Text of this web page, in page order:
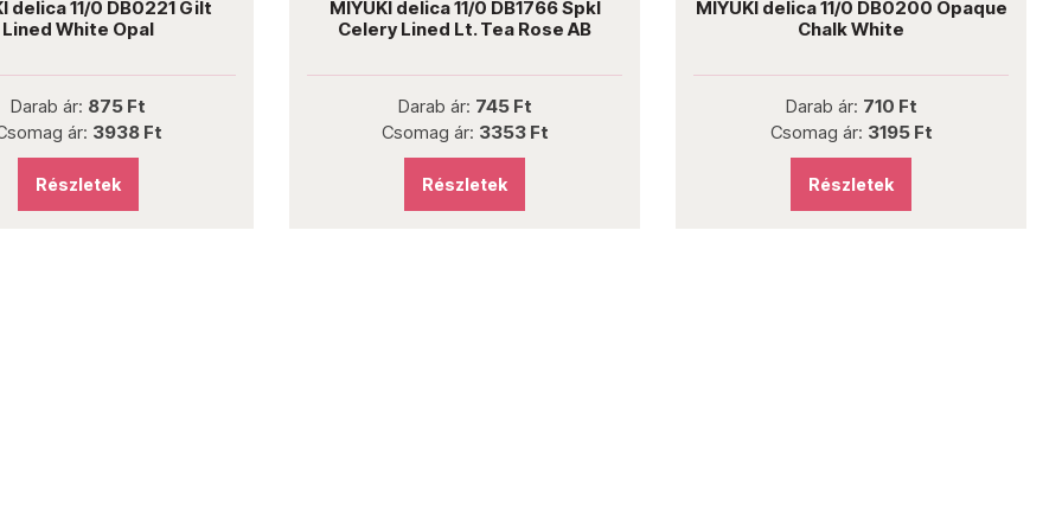
delica 11/0 DB0221 Gilt
Lined White Opal
Darab ár: 875 Ft
ár: 3938 Ft
Részletek
MIYUKI delica 11/0 DB1766 Spkl
Celery Lined Lt. Tea Rose AB
Darab ár: 745 Ft
Csomag ár: 3353 Ft
Részletek
MIYUKI delica 11/0 DB0200 Opaque
Chalk White
Darab ár: 710 Ft
Csomag ár: 3195 Ft
Részletek